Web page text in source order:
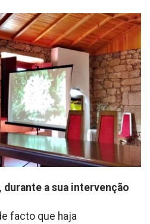
durante a sua intervenção
facto que haja